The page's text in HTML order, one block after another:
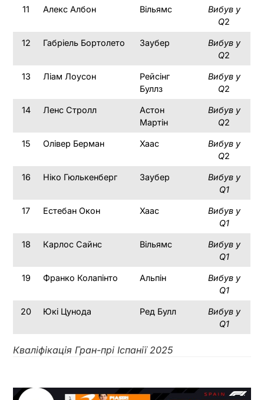
11 Алекс Албон Вільямс
Вибув у
Q2
12 Габріель Бортолето Заубер
Вибув у
Q2
13 Ліам Лоусон
Рейсінг
Буллз
Вибув у
Q2
14 Ленс Стролл
Астон
Мартін
Вибув у
Q2
15 Олівер Берман Хаас
Вибув у
Q2
16 Ніко Гюлькенберг Заубер
Вибув у
Q1
17 Естебан Окон Хаас
Вибув у
Q1
18 Карлос Сайнс Вільямс
Вибув у
Q1
19 Франко Колапінто Альпін
Вибув у
Q1
20 Юкі Цунода Ред Булл
Вибув у
Q1
Кваліфікація Гран-прі Іспанії 2025